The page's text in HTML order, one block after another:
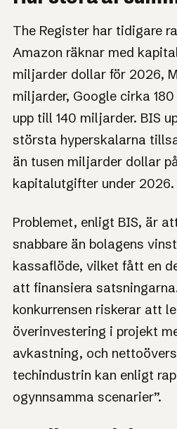
The Register har tidigare
Amazon räknar med
miljarder dollar för 2026,
miljarder, Google cirka
upp till 140 miljarder. BIS
största hyperskalarna
än tusen miljarder dollar
kapitalutgifter under 2026.
Problemet, enligt BIS, är
snabbare än bolagens
kassaflöde, vilket fått en
att finansiera
konkurrensen riskerar att
överinvestering i projekt
avkastning, och
techindustrin kan enligt
ogynnsamma scenarier”.